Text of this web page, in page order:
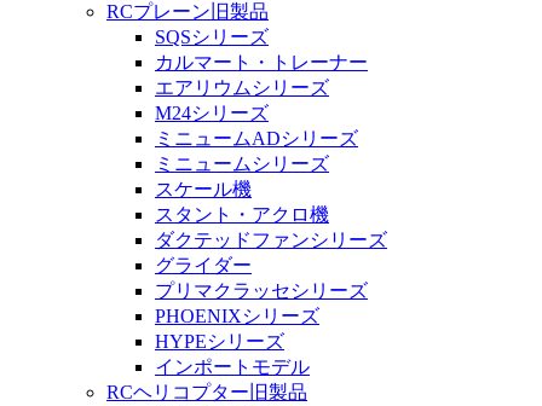
RCプレーン旧製品
SQSシリーズ
カルマート・トレーナー
エアリウムシリーズ
M24シリーズ
ミニュームADシリーズ
ミニュームシリーズ
スケール機
スタント・アクロ機
ダクテッドファンシリーズ
グライダー
プリマクラッセシリーズ
PHOENIXシリーズ
HYPEシリーズ
インポートモデル
RCヘリコプター旧製品